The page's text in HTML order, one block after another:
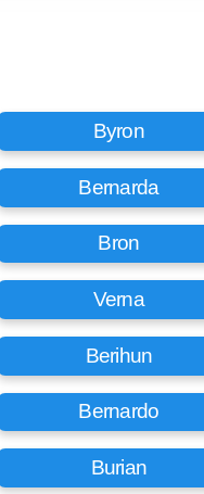
Byron
Bernarda
Bron
Verna
Berihun
Bernardo
Burian